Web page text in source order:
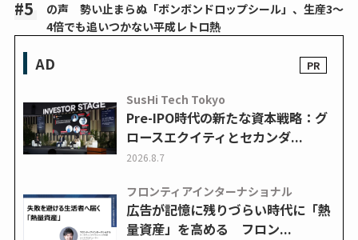
の声 勢い止まらぬ「ボンボンドロップシール」、生産3～
4倍でも追いつかない平成レトロ熱
AD
SusHi Tech Tokyo
Pre-IPO時代の新たな資本戦略：グ
ロースエクイティとセカンダ...
2026.8.7
フロンティアインターナショナル
広告が記憶に残りづらい時代に「熱
量資産」を高める フロン...